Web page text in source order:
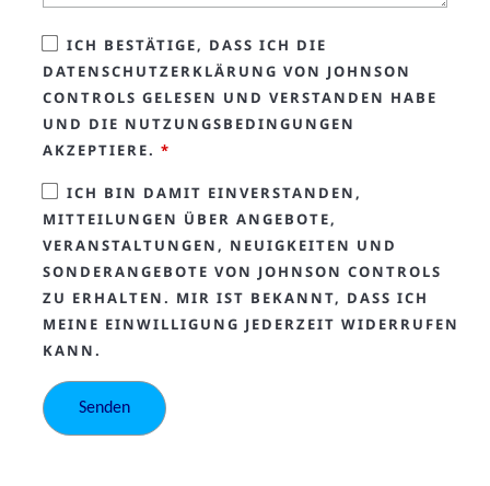
ICH BESTÄTIGE, DASS ICH DIE
DATENSCHUTZERKLÄRUNG VON JOHNSON
CONTROLS GELESEN UND VERSTANDEN HABE
UND DIE NUTZUNGSBEDINGUNGEN
AKZEPTIERE. *
ICH BIN DAMIT EINVERSTANDEN,
MITTEILUNGEN ÜBER ANGEBOTE,
VERANSTALTUNGEN, NEUIGKEITEN UND
SONDERANGEBOTE VON JOHNSON CONTROLS
ZU ERHALTEN. MIR IST BEKANNT, DASS ICH
MEINE EINWILLIGUNG JEDERZEIT WIDERRUFEN
KANN.